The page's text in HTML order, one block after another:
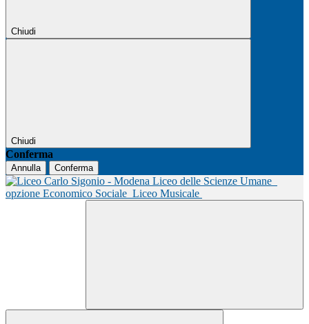
Chiudi
Chiudi
Conferma
Annulla Conferma
Liceo delle Scienze Umane
opzione Economico Sociale Liceo Musicale